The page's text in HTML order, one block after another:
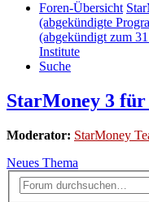
Foren-Übersicht
(abgekündigte
(abgekündigt zum
Institute
Suche
StarMoney 3
Moderator: StarMoney
Neues Thema